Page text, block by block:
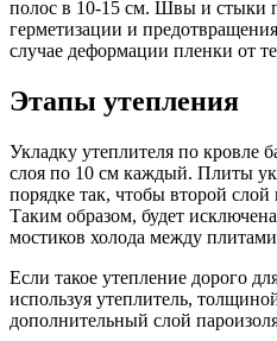
полос в 10-15 см. Швы и стыки
герметизации и
случае деформации пленки от
Этапы утепления
Укладку утеплителя по кровле
слоя по 10 см каждый. Плиты
порядке так, чтобы второй
Таким образом, будет
мостиков холода между
Если такое утепление дорого
используя утеплитель,
дополнительный слой